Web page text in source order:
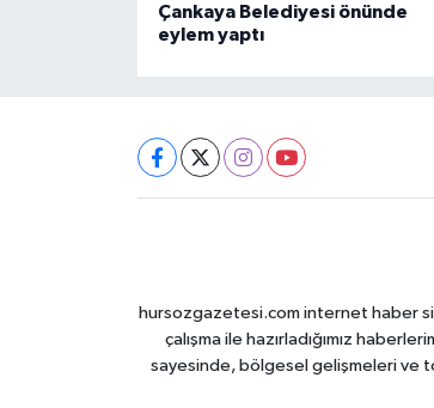
Çankaya Belediyesi önünde
eylem yaptı
hursozgazetesi.com internet haber
çalışma ile hazırladığımız
sayesinde, bölgesel gelişmeleri ve